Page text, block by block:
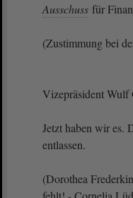
Ausschuss für
(Zustimmung bei
Vizepräsident Wulf
Jetzt haben wir es.
entlassen.
(Dorothea